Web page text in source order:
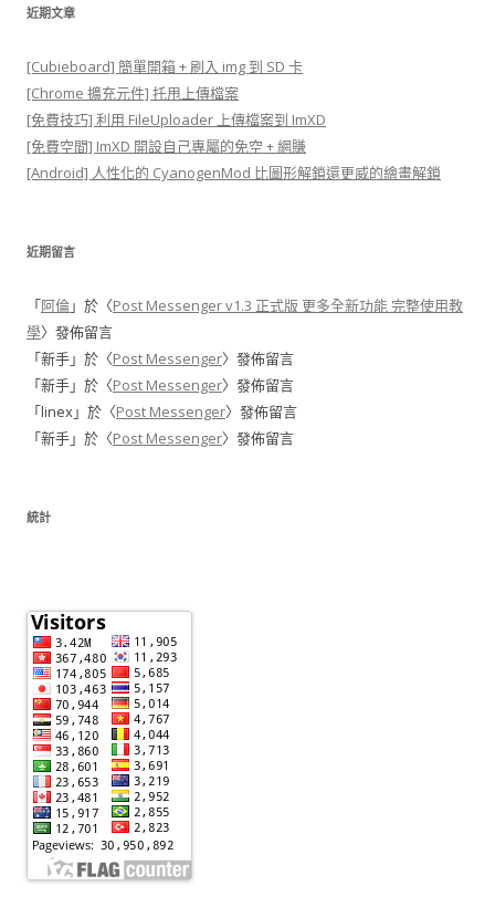
覽
近期文章
[Cubieboard] 簡單開箱 + 刷入 img 到 SD 卡
[Chrome 擴充元件] 托甩上傳檔案
[免費技巧] 利用 FileUploader 上傳檔案到 ImXD
[免費空間] ImXD 開設自己專屬的免空 + 網賺
[Android] 人性化的 CyanogenMod 比圖形解鎖還更威的繪畫解鎖
近期留言
「阿倫」於〈Post Messenger v1.3 正式版 更多全新功能 完整使用教
學〉發佈留言
「新手」於〈Post Messenger〉發佈留言
「新手」於〈Post Messenger〉發佈留言
「linex」於〈Post Messenger〉發佈留言
「新手」於〈Post Messenger〉發佈留言
統計